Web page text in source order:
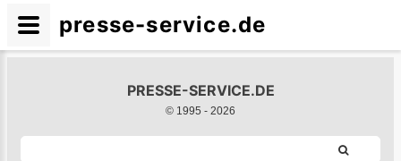
PRESSE-SERVICE.DE
© 1995 - 2026
presse-service.de